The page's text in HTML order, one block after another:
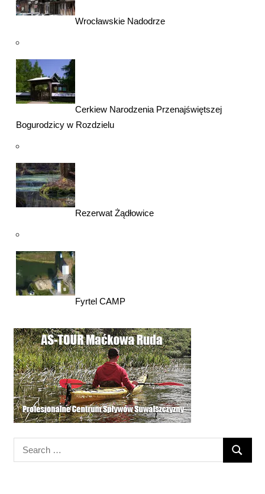
Wrocławskie Nadodrze
Cerkiew Narodzenia Przenajświętszej
Bogurodzicy w Rozdzielu
Rezerwat Żądłowice
Fyrtel CAMP
Search
for:
SEARCH